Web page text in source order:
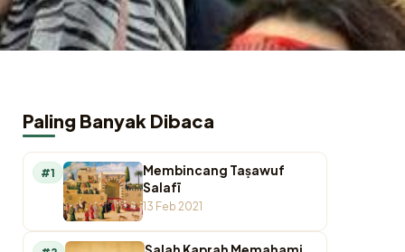
Paling Banyak Dibaca
#1
Membincang Taṣawuf
Salafī
13 Feb 2021